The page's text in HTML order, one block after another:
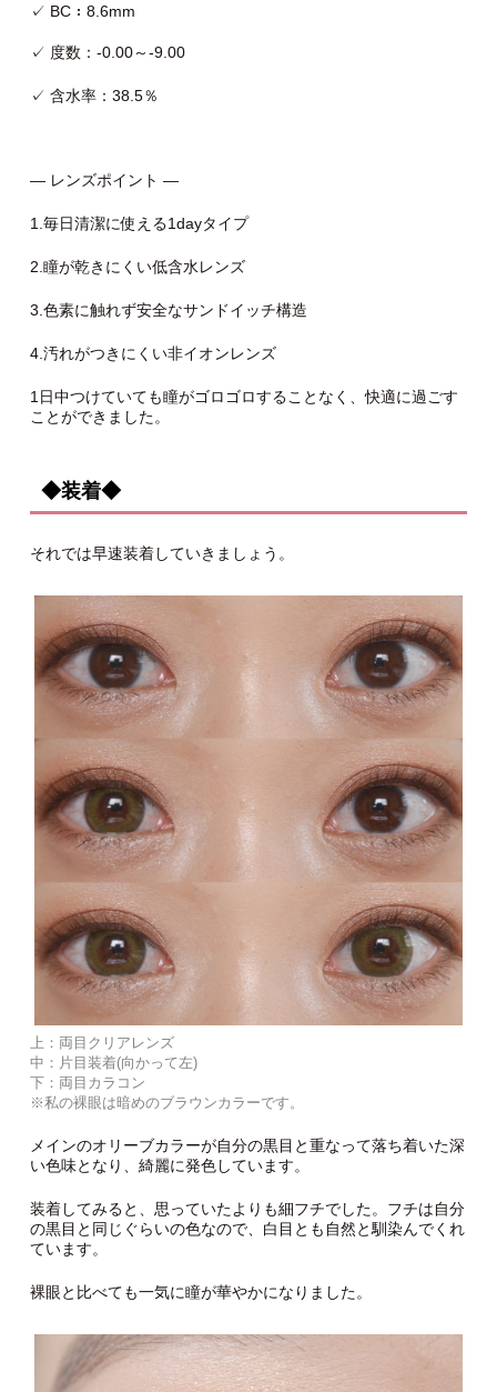
✓ BC：8.6mm
✓ 度数：-0.00～-9.00
✓ 含水率：38.5％
— レンズポイント —
1.毎日清潔に使える1dayタイプ
2.瞳が乾きにくい低含水レンズ
3.色素に触れず安全なサンドイッチ構造
4.汚れがつきにくい非イオンレンズ
1日中つけていても瞳がゴロゴロすることなく、快適に過ごす
ことができました。
◆装着◆
それでは早速装着していきましょう。
上：両目クリアレンズ
中：片目装着(向かって左)
下：両目カラコン
※私の裸眼は暗めのブラウンカラーです。
メインのオリーブカラーが自分の黒目と重なって落ち着いた深
い色味となり、綺麗に発色しています。
装着してみると、思っていたよりも細フチでした。フチは自分
の黒目と同じぐらいの色なので、白目とも自然と馴染んでくれ
ています。
裸眼と比べても一気に瞳が華やかになりました。